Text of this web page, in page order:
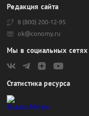
Редакция сайта
8 (800) 200-12-95
ok@conomy.ru
Мы в социальных сетях
Статистика ресурса